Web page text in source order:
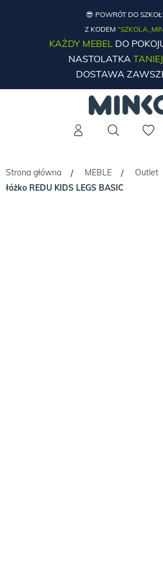
😎 POWRÓT DO
Z KODEM
KAŻDY MEBELDO
NASTOLATKA
DOSTAWA
Strona główna / MEBLE / Outlet
łóżko REDU KIDS LEGS BASIC